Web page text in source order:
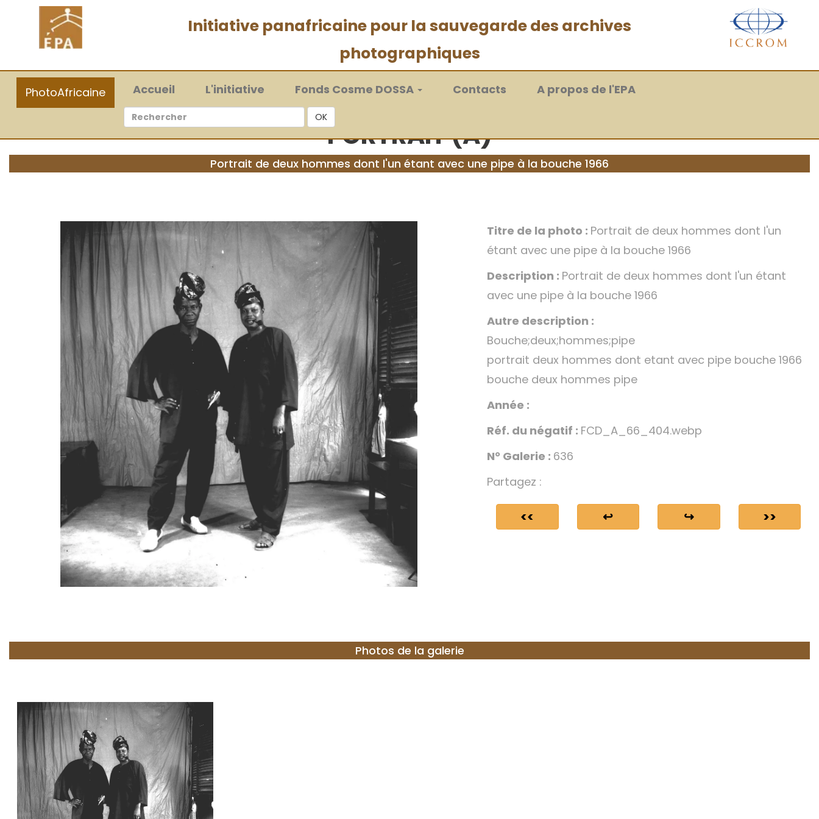
Initiative panafricaine pour la sauvegarde des archives
photographiques
PhotoAfricaine Accueil(current)L'initiative Fonds Cosme DOSSA Contacts A propos de l'EPA
OK
PORTRAIT (A)
Portrait de deux hommes dont l'un étant avec une pipe à la bouche 1966
Titre de la photo : Portrait de deux hommes dont l'un
étant avec une pipe à la bouche 1966
Description : Portrait de deux hommes dont l'un étant
avec une pipe à la bouche 1966
Autre description :
Bouche;deux;hommes;pipe
portrait deux hommes dont etant avec pipe bouche 1966
bouche deux hommes pipe
Année :
Réf. du négatif : FCD_A_66_404.webp
N° Galerie : 636
Partagez :
<< ↩ ↪ >>
Photos de la galerie